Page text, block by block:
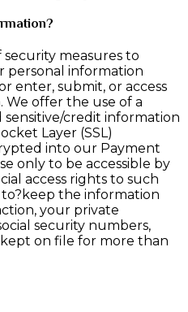
measures to
personal information
enter, submit, or access
offer the use of a
credit information
Layer (SSL)
into our Payment
only to be accessible by
access rights to such
the information
your private
security numbers,
on file for more than